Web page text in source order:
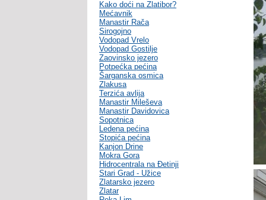
Kako doći na Zlatibor?
Mećavnik
Manastir Rača
Sirogojno
Vodopad Vrelo
Vodopad Gostilje
Zaovinsko jezero
Potpećka pećina
Šarganska osmica
Zlakusa
Terzića avlija
Manastir Mileševa
Manastir Davidovica
Sopotnica
Ledena pećina
Stopića pećina
Kanjon Drine
Mokra Gora
Hidrocentrala na Đetinji
Stari Grad - Užice
Zlatarsko jezero
Zlatar